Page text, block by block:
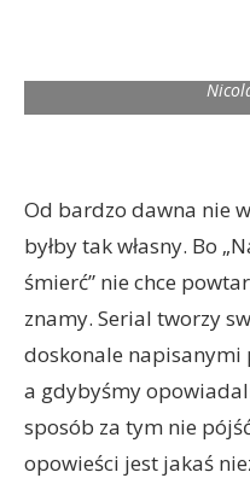
Od bardzo dawna nie
byłby tak własny. Bo
śmierć” nie chce
znamy. Serial tworzy
doskonale napisanymi
a gdybyśmy
sposób za tym nie
opowieści jest jakaś